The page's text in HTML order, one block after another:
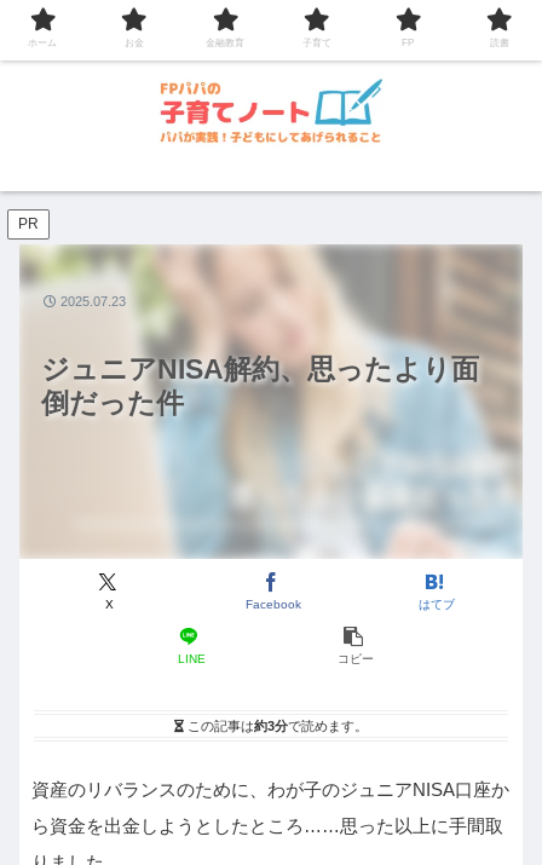
コンテンツへスキップ
PR
ジュニアNISA解約、思ったより面
倒だった件
X Facebook はてブ
LINE コピー
2025.07.23
この記事は約3分で読めます。
資産のリバランスのために、わが子のジュニアNISA口座か
ら資金を出金しようとしたところ……思った以上に手間取
ホーム お金 金融教育 子育て FP 読書